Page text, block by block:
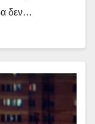
δεν…